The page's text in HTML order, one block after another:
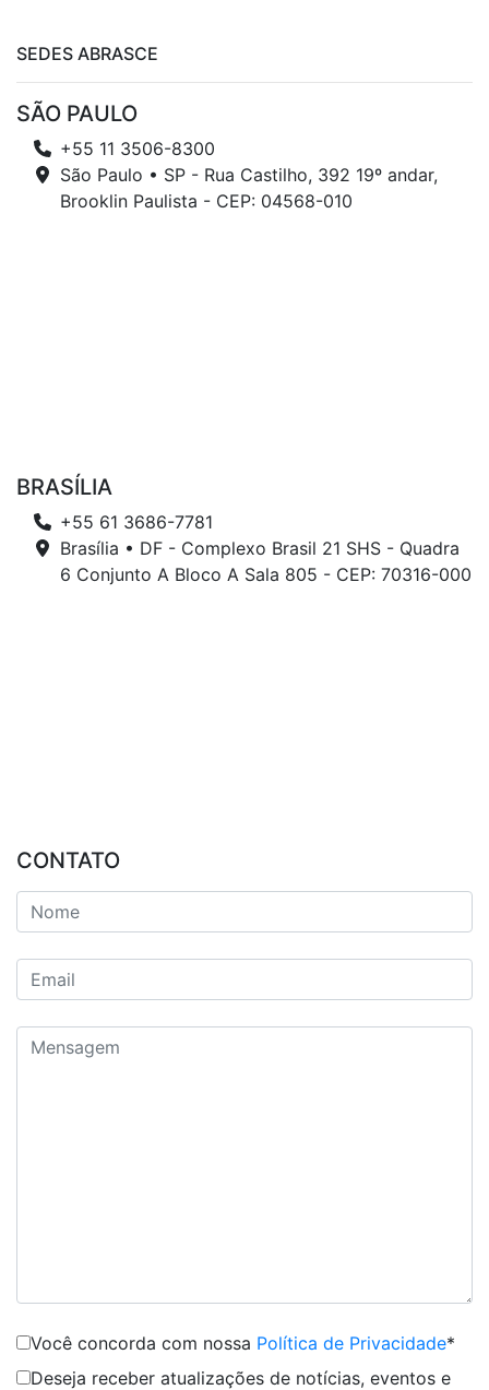
SEDES ABRASCE
SÃO PAULO
+55 11 3506-8300
São Paulo • SP - Rua Castilho, 392 19º andar,
Brooklin Paulista - CEP: 04568-010
BRASÍLIA
+55 61 3686-7781
Brasília • DF - Complexo Brasil 21 SHS - Quadra
6 Conjunto A Bloco A Sala 805 - CEP: 70316-000
CONTATO
Você concorda com nossa Política de Privacidade*
Deseja receber atualizações de notícias, eventos e